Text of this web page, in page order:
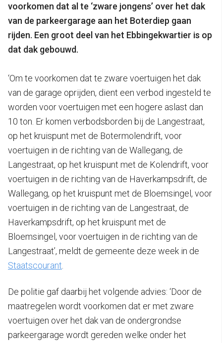
voorkomen dat al te ‘zware jongens’ over het dak
van de parkeergarage aan het Boterdiep gaan
rijden. Een groot deel van het Ebbingekwartier is op
dat dak gebouwd.
‘Om te voorkomen dat te zware voertuigen het dak
van de garage oprijden, dient een verbod ingesteld te
worden voor voertuigen met een hogere aslast dan
10 ton. Er komen verbodsborden bij de Langestraat,
op het kruispunt met de Botermolendrift, voor
voertuigen in de richting van de Wallegang, de
Langestraat, op het kruispunt met de Kolendrift, voor
voertuigen in de richting van de Haverkampsdrift, de
Wallegang, op het kruispunt met de Bloemsingel, voor
voertuigen in de richting van de Langestraat, de
Haverkampsdrift, op het kruispunt met de
Bloemsingel, voor voertuigen in de richting van de
Langestraat’, meldt de gemeente deze week in de
Staatscourant
De politie gaf daarbij het volgende advies: ‘Door de
maatregelen wordt voorkomen dat er met zware
voertuigen over het dak van de ondergrondse
parkeergarage wordt gereden welke onder het